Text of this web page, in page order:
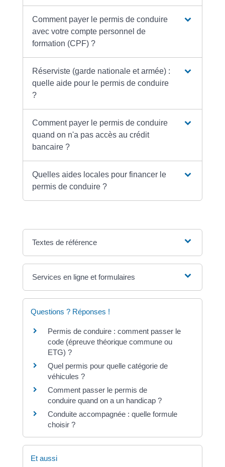
Comment payer le permis de conduire
avec votre compte personnel de
formation (CPF) ?
Réserviste (garde nationale et armée) :
quelle aide pour le permis de conduire
?
Comment payer le permis de conduire
quand on n'a pas accès au crédit
bancaire ?
Quelles aides locales pour financer le
permis de conduire ?
Textes de référence
Services en ligne et formulaires
Questions ? Réponses !
Permis de conduire : comment passer le
code (épreuve théorique commune ou
ETG) ?
Quel permis pour quelle catégorie de
véhicules ?
Comment passer le permis de
conduire quand on a un handicap ?
Conduite accompagnée : quelle formule
choisir ?
Et aussi